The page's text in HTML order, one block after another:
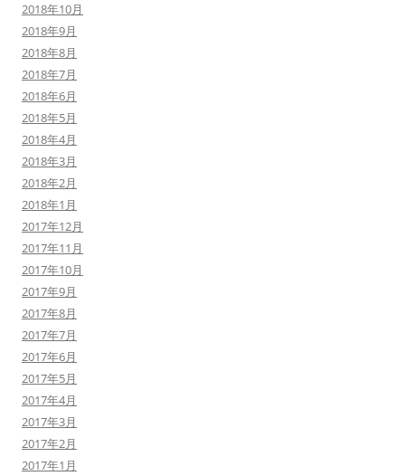
2018年10月
2018年9月
2018年8月
2018年7月
2018年6月
2018年5月
2018年4月
2018年3月
2018年2月
2018年1月
2017年12月
2017年11月
2017年10月
2017年9月
2017年8月
2017年7月
2017年6月
2017年5月
2017年4月
2017年3月
2017年2月
2017年1月